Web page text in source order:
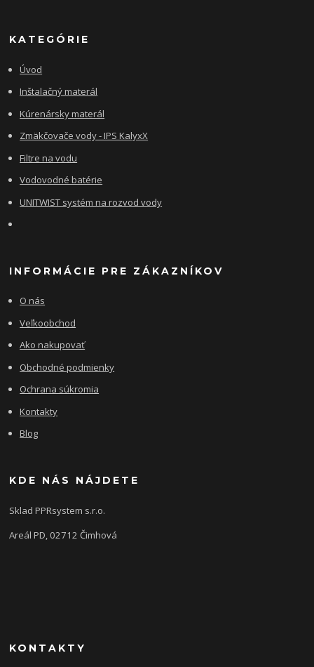
KATEGÓRIE
Úvod
Inštalačný materál
Kúrenársky materál
Zmäkčovače vody - IPS KalyxX
Filtre na vodu
Vodovodné batérie
UNITWIST systém na rozvod vody
INFORMÁCIE PRE ZÁKAZNÍKOV
O nás
Veľkoobchod
Ako nakupovať
Obchodné podmienky
Ochrana súkromia
Kontakty
Blog
KDE NÁS NÁJDETE
Sklad PPRsystem s.r.o.
Areál PD, 02712 Čimhová
KONTAKTY